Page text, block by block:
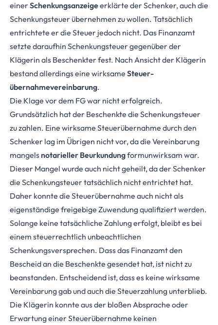
einerSchenkungsanzeigeerklärte der Schenker, auch die
Schenkungsteuer übernehmen zu wollen. Tatsächlich
entrichtete er die Steu­er jedoch nicht. Das Finanzamt
setzte daraufhin Schenkungsteuer gegenüber der
Klägerin als Beschenkter fest. Nach Ansicht der Klägerin
bestand allerdings eine wirksame Steuer­
übernahmevereinbarung.
Die Klage vor dem FG war nicht erfolgreich.
Grundsätzlich hat der Beschenkte die Schenkungsteuer
zu zahlen. Eine wirksame Steuerübernahme durch den
Schenker lag im Übrigen nicht vor, da die Vereinbarung
mangels notarieller Beurkundungformunwirksam war.
Dieser Mangel wurde auch nicht geheilt, da der Schenker
die Schenkungsteuer tatsächlich nicht entrichtet hat.
Daher konnte die Steuerübernahme auch nicht als
eigenständige freigebige Zuwendung qualifiziert werden.
Solange keine tatsächliche Zahlung erfolgt, bleibt es bei
einem steuerrechtlich unbeachtlichen
Schenkungsversprechen. Dass das Finanzamt den
Bescheid an die Beschenkte gesendet hat, ist nicht zu
beanstanden. Entscheidend ist, dass es keine wirksame
Vereinbarung gab und auch die Steuerzahlung unterblieb.
Die Klägerin konnte aus der bloßen Absprache oder
Erwartung einer Steuerübernahme keinen